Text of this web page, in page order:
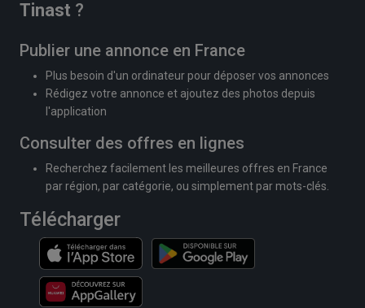
Tinast ?
Publier une annonce en France
Plus besoin d'un ordinateur pour déposer vos annonces
Rédigez votre annonce et ajoutez des photos depuis
l'application
Consulter des offres en lignes
Recherchez facilement les meilleures offres en France
par région, par catégorie, ou simplement par mots-clés.
Télécharger